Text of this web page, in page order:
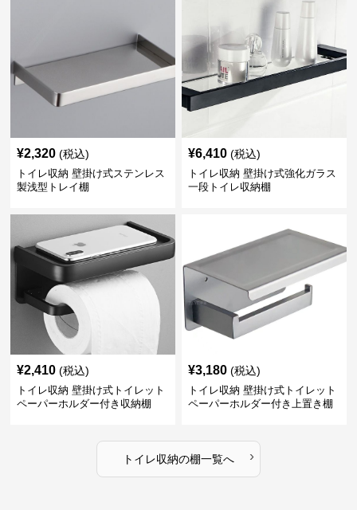
¥2,320 (税込)
トイレ収納 壁掛け式ステンレス
製浅型トレイ棚
¥6,410 (税込)
トイレ収納 壁掛け式強化ガラス
一段トイレ収納棚
¥2,410 (税込)
トイレ収納 壁掛け式トイレット
ペーパーホルダー付き収納棚
¥3,180 (税込)
トイレ収納 壁掛け式トイレット
ペーパーホルダー付き上置き棚
トイレ収納の棚一覧へ ›